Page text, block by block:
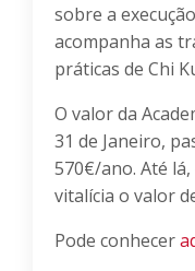
sobre a
acompanha as
práticas de Chi
O valor da
31 de Janeiro,
570€/ano. Até
vitalícia o valor
Pode conhecer